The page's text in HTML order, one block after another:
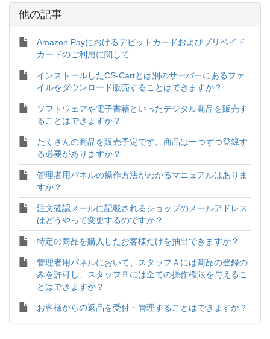
他の記事
Amazon Payにおけるデビットカードおよびプリペイド
カードのご利用に関して
インストールしたCS-Cartとは別のサーバーにあるファ
イルをダウンロード販売することはできますか？
ソフトウェアや電子書籍といったデジタル商品を販売す
ることはできますか？
たくさんの商品を販売予定です。商品は一つずつ登録す
る必要がありますか？
管理者用パネルの操作方法がわかるマニュアルはありま
すか？
注文確認メールに記載されるショップのメールアドレス
はどうやって変更するのですか？
特定の商品を購入したお客様だけを抽出できますか？
管理者用パネルにおいて、スタッフＡには商品の登録の
みを許可し、スタッフＢには全ての操作権限を与えるこ
とはできますか？
お客様からの返品を受付・管理することはできますか？